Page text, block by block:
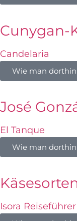
Cunygan-
Candelaria
Wie man
José
El Tanque
Wie man
Isora Reiseführer